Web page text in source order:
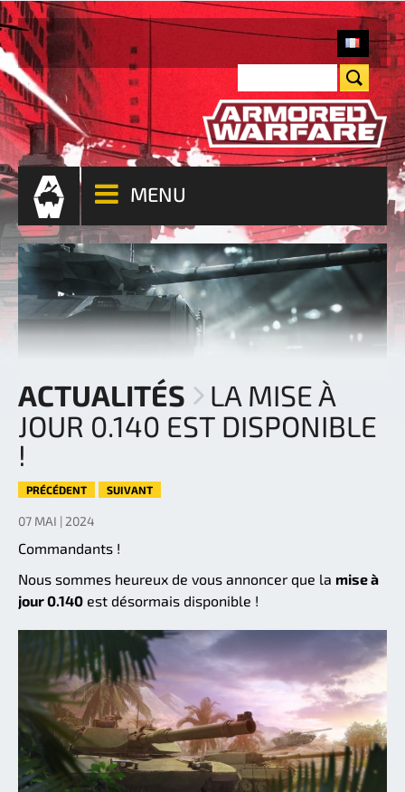
MENU
ACTUALITÉS
LA MISE À
JOUR 0.140 EST DISPONIBLE
!
PRÉCÉDENT SUIVANT
07 MAI | 2024
Commandants !
Nous sommes heureux de vous annoncer que la mise à
jour 0.140 est désormais disponible !